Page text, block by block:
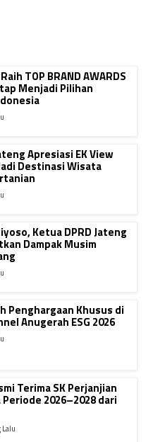
TOP BRAND AWARDS
Menjadi Pilihan
Apresiasi EK View
Destinasi Wisata
Ketua DPRD Jateng
Dampak Musim
Penghargaan Khusus di
Anugerah ESG 2026
Terima SK Perjanjian
2026–2028 dari
Lalu